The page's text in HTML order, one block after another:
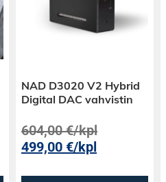
NAD D3020 V2 Hybrid
Digital DAC vahvistin
604,00€/kpl
499,00€/kpl